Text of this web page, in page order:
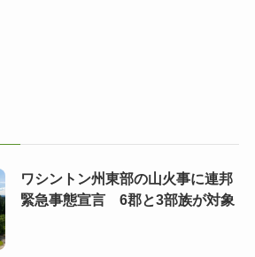
ワシントン州東部の山火事に連邦
緊急事態宣言 6郡と3部族が対象